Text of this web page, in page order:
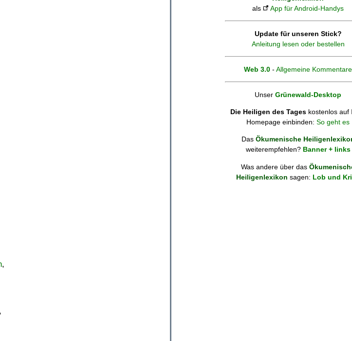
,
,
als
App für Android-Handys
Update für unseren Stick?
Anleitung lesen oder bestellen
Web 3.0 - Allgemeine Kommentare
Unser Grünewald-Desktop
Die Heiligen des Tages kostenlos auf
Homepage einbinden: So geht es
Das Ökumenische
weiterempfehlen? Banner + links
Was andere über das
Heiligenlexikon sagen: Lob und